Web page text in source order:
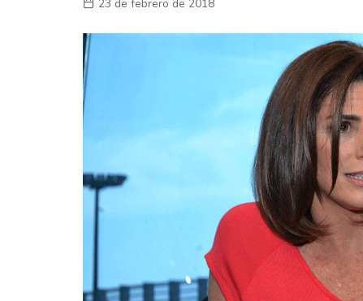
En la Calle
23 de febrero de 2018